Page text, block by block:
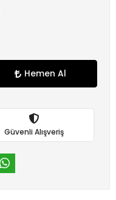
Hemen Al
Güvenli Alışveriş